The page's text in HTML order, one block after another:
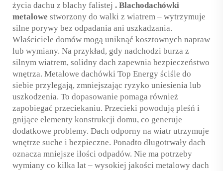
życia dachu z blachy falistej . Blachodachówki
metalowe stworzony do walki z wiatrem – wytrzymuje
silne porywy bez odpadania ani uszkadzania.
Właściciele domów mogą uniknąć kosztownych napraw
lub wymiany. Na przykład, gdy nadchodzi burza z
silnym wiatrem, solidny dach zapewnia bezpieczeństwo
wnętrza. Metalowe dachówki Top Energy ściśle do
siebie przylegają, zmniejszając ryzyko uniesienia lub
uszkodzenia. To dopasowanie pomaga również
zapobiegać przeciekaniu. Przecieki powodują pleśń i
gnijące elementy konstrukcji domu, co generuje
dodatkowe problemy. Dach odporny na wiatr utrzymuje
wnętrze suche i bezpieczne. Ponadto długotrwały dach
oznacza mniejsze ilości odpadów. Nie ma potrzeby
wymiany co kilka lat – wysokiej jakości metalowy dach